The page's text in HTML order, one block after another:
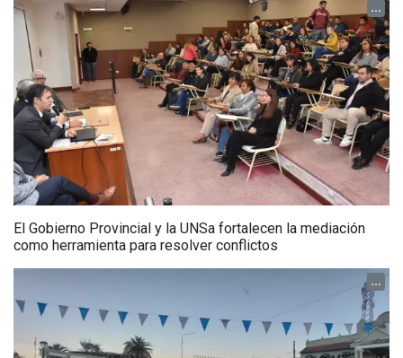
...
El Gobierno Provincial y la UNSa fortalecen la mediación
como herramienta para resolver conflictos
...